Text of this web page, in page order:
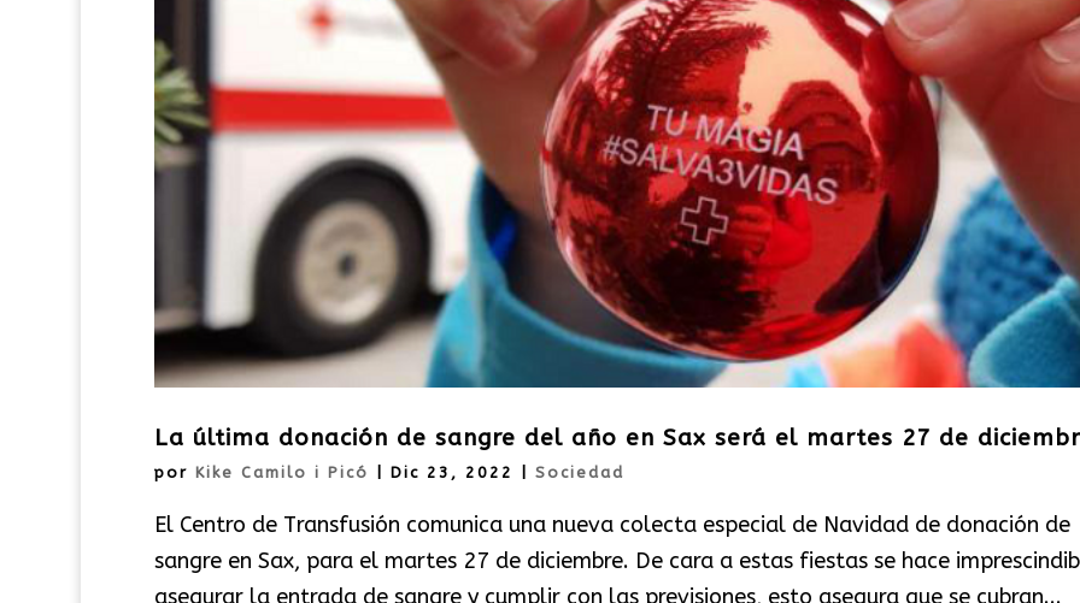
La última donación de sangre del año en Sax será el martes 27 de
por Kike Camilo i Picó Dic 23, 2022 Sociedad
El Centro de Transfusión comunica una nueva colecta especial de Navidad de donación de
sangre en Sax, para el martes 27 de diciembre. De cara a estas fiestas se hace
asegurar la entrada de sangre y cumplir con las previsiones, esto asegura que se cubran...